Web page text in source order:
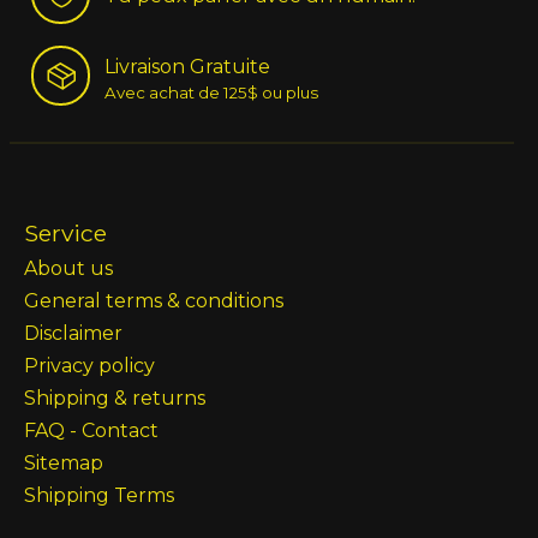
Livraison Gratuite
Avec achat de 125$ ou plus
Service
About us
General terms & conditions
Disclaimer
Privacy policy
Shipping & returns
FAQ - Contact
Sitemap
Shipping Terms